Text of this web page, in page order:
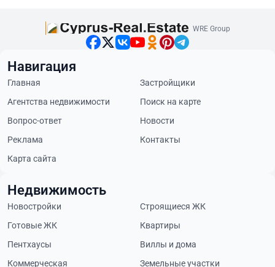
WRE Group
Навигация
Главная
Застройщики
Агентства недвижимости
Поиск на карте
Вопрос-ответ
Новости
Реклама
Контакты
Карта сайта
Недвижимость
Новостройки
Строящиеся ЖК
Готовые ЖК
Квартиры
Пентхаусы
Виллы и дома
Коммерческая
Земельные участки